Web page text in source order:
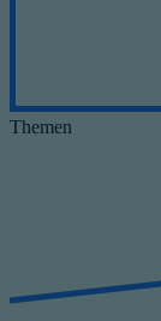
Themen